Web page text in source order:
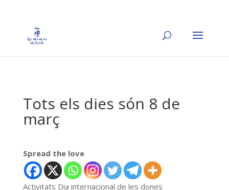
Tots els dies són 8 de
març
Spread the love
Activitats Dia internacional de les dones